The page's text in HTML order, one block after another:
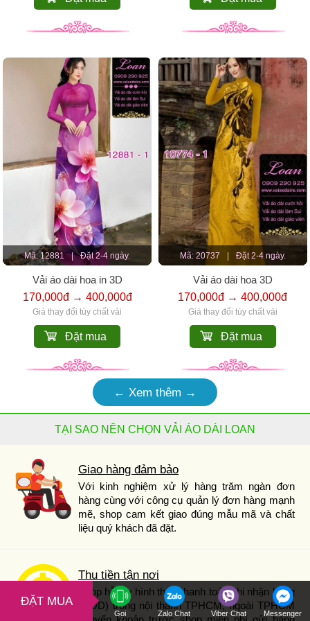
ĐẶT MUA
Gọi Zalo Chat Viber Chat Messenger
Mã: 12881 | Đặt 2-4 ngày.
Vải áo dài hoa in 3D
170,000đ → 400,000đ
Giá thay đổi tùy chất vải
Đặt mua
Mã: 20737 | Đặt 2-4 ngày.
Vải áo dài hoa 3D
170,000đ → 400,000đ
Giá thay đổi tùy chất vải
Đặt mua
← Xem thêm →
TẠI SAO NÊN CHỌN VẢI ÁO DÀI LOAN
Giao hàng đảm bảo
Với kinh nghiệm xử lý hàng trăm ngàn đơn
hàng cùng với công cụ quản lý đơn hàng mạnh
mẽ, shop cam kết giao đúng mẫu mã và chất
liệu quý khách đã đặt.
Thu tiền tận nơi
Shop hỗ trợ hình thức thanh toán khi nhận hàng
(COD) trong nội thành TPHCM, ngoài TPHCM